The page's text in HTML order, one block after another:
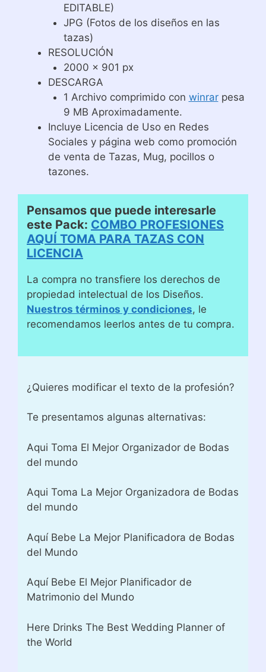
EDITABLE)
JPG (Fotos de los diseños en las
tazas)
RESOLUCIÓN
2000 x 901 px
DESCARGA
1 Archivo comprimido con winrarpesa
9 MB Aproximadamente.
Incluye Licencia de Uso en Redes
Sociales y página web como promoción
de venta de Tazas, Mug, pocillos o
tazones.
Pensamos que puede interesarle
este Pack: COMBO PROFESIONES
AQUÍ TOMA PARA TAZAS CON
LICENCIA
La compra no transfiere los derechos de
propiedad intelectual de los Diseños.
Nuestros términos y condiciones, le
recomendamos leerlos antes de tu compra.
¿Quieres modificar el texto de la profesión?
Te presentamos algunas alternativas:
Aqui Toma El Mejor Organizador de Bodas
del mundo
Aqui Toma La Mejor Organizadora de Bodas
del mundo
Aquí Bebe La Mejor Planificadora de Bodas
del Mundo
Aquí Bebe El Mejor Planificador de
Matrimonio del Mundo
Here Drinks The Best Wedding Planner of
the World